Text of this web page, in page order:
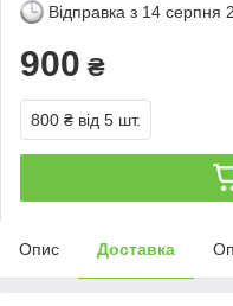
Відправка з 14 серпня
900 ₴
800 ₴ від 5 шт.
Опис Доставка